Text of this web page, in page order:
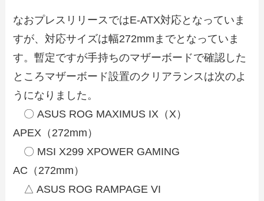
なおプレスリリースではE-ATX対応となっていま
すが、対応サイズは幅272mmまでとなっていま
す。暫定ですが手持ちのマザーボードで確認した
ところマザーボード設置のクリアランスは次のよ
うになりました。
〇 ASUS ROG MAXIMUS IX（X）
APEX（272mm）
〇 MSI X299 XPOWER GAMING
AC（272mm）
△ ASUS ROG RAMPAGE VI